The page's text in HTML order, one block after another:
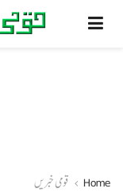
Home قومی خبریں